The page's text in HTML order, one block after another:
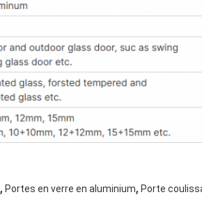
, Portes en verre en aluminium, Porte